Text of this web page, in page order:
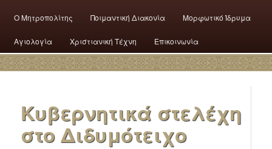
Ο Mητροπολίτης Ποιμαντική Διακονία Μορφωτικό Ίδρυμα
Αγιολογία Χριστιανική Τέχνη Επικοινωνία
Κυβερνητικά στελέχη
στο Διδυμότειχο